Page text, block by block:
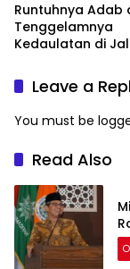
Runtuhnya Adab
Tenggelamnya
Kedaulatan di
Leave a
You must be
Read Also